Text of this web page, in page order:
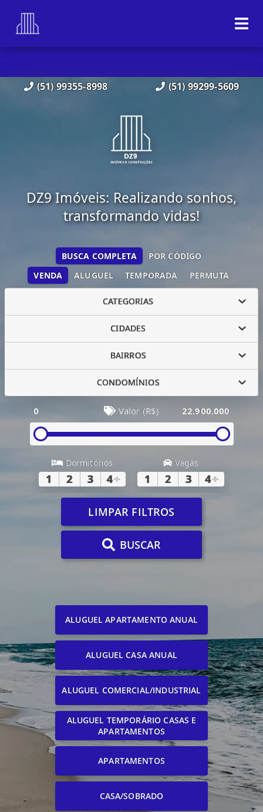
(51) 99355-8998 (51) 99299-5609
DZ9 Imóveis: Realizando sonhos,
transformando vidas!
VENDA ALUGUEL TEMPORADA PERMUTA
BUSCA COMPLETA POR CÓDIGO
CATEGORIAS
CIDADES
BAIRROS
CONDOMÍNIOS
0 Valor (R$) 22.900.000
Dormitórios
1 2 3 4+
Vagas
1 2 3 4+
LIMPAR FILTROS
BUSCAR
ALUGUEL APARTAMENTO ANUAL
ALUGUEL CASA ANUAL
ALUGUEL COMERCIAL/INDUSTRIAL
ALUGUEL TEMPORÁRIO CASAS E
APARTAMENTOS
APARTAMENTOS
CASA/SOBRADO